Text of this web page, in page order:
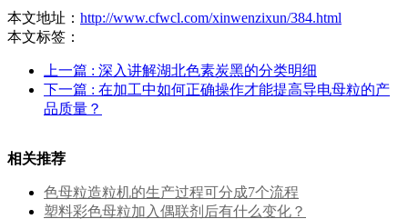
本文地址： http://www.cfwcl.com/xinwenzixun/384.html
本文标签：
上一篇 : 深入讲解湖北色素炭黑的分类明细
下一篇 : 在加工中如何正确操作才能提高导电母粒的产
品质量？
相关推荐
色母粒造粒机的生产过程可分成7个流程
塑料彩色母粒加入偶联剂后有什么变化？